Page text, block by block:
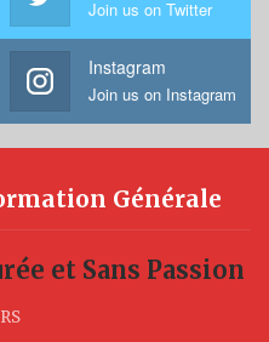
Join us on Twitter
Instagram
Join us on Instagram
Générale
et Sans Passion